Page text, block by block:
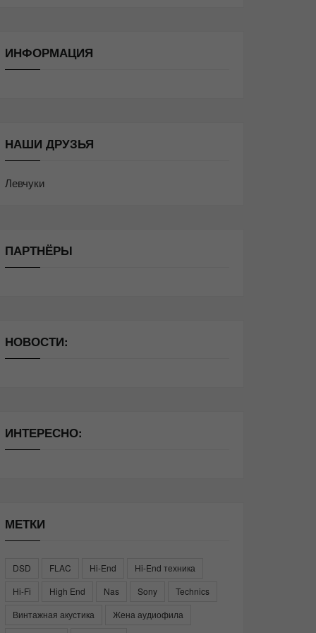
ИНФОРМАЦИЯ
НАШИ ДРУЗЬЯ
Левчуки
ПАРТНЁРЫ
НОВОСТИ:
ИНТЕРЕСНО:
МЕТКИ
DSD FLAC Hi-End
Hi-End техника
Hi-Fi
High End Nas Sony
Technics
Винтажная акустика
Жена аудиофила